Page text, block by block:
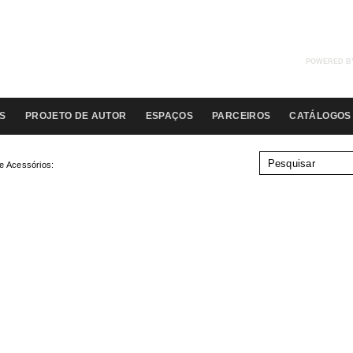
POWERED
PROJETO DE AUTOR ESPAÇOS PARCEIROS CATÁLOGOS
Acessórios: